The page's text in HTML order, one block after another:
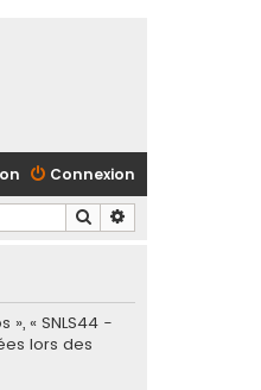
Connexion
Rechercher
« SNLS44 -
lors des